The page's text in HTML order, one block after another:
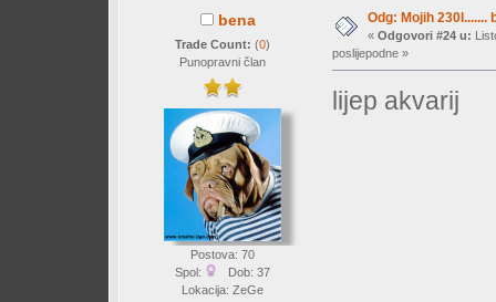
bena
Trade Count: (0)
Punopravni član
Postova: 70
Spol:
Dob: 37
Lokacija: ZeGe
Odg: Mojih 230l.......
« Odgovori #24 u:
poslijepodne »
lijep akvarij